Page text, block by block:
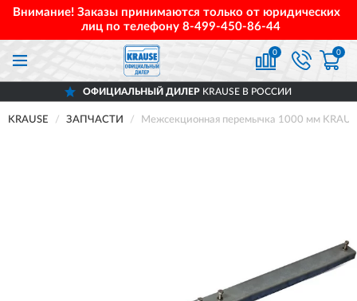
Внимание! Заказы принимаются только от юридических
лиц по телефону 8-499-450-86-44
0 0
ОФИЦИАЛЬНЫЙ ДИЛЕРKRAUSE В РОССИИ
KRAUSE ЗАПЧАСТИ Межсекционная перемычка 1000 мм